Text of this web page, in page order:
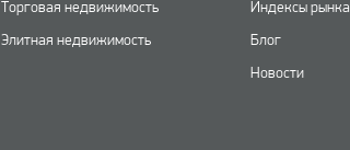
Торговая недвижимость
Элитная недвижимость
Индексы рынка
Блог
Новости